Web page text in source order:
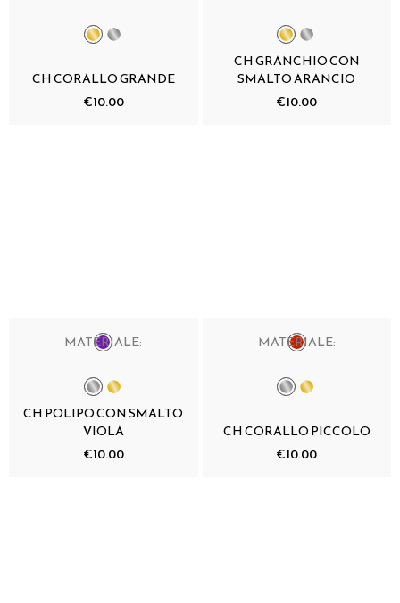
CH CORALLO GRANDE
€10.00
CH GRANCHIO CON
SMALTO ARANCIO
€10.00
MATERIALE:
CH POLIPO CON SMALTO
VIOLA
€10.00
MATERIALE:
CH CORALLO PICCOLO
€10.00